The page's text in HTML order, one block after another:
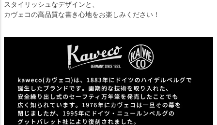
スタイリッシュなデザインと、
カヴェコの高品質な書き心地をお楽しみください！